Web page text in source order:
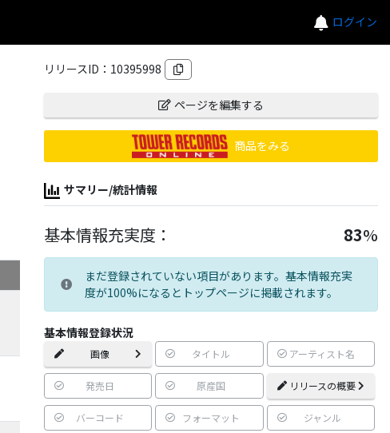
ログイン
リリースID： 10395998
ページを編集する
商品をみる
サマリー/統計情報
基本情報充実度： 83%
まだ登録されていない項目があります。基本情報充実
度が100%になるとトップページに掲載されます。
基本情報登録状況
画像 タイトル アーティスト名
発売日 原産国 リリースの概要
バーコード フォーマット ジャンル